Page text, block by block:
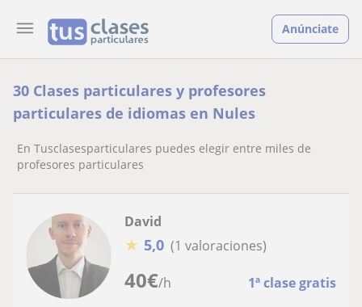
Anúnciate
30 Clases particulares y profesores
particulares de idiomas en Nules
En Tusclasesparticulares puedes elegir entre miles de
profesores particulares
40€/h 1ª clase gratis
David
★ 5,0 (1 valoraciones)